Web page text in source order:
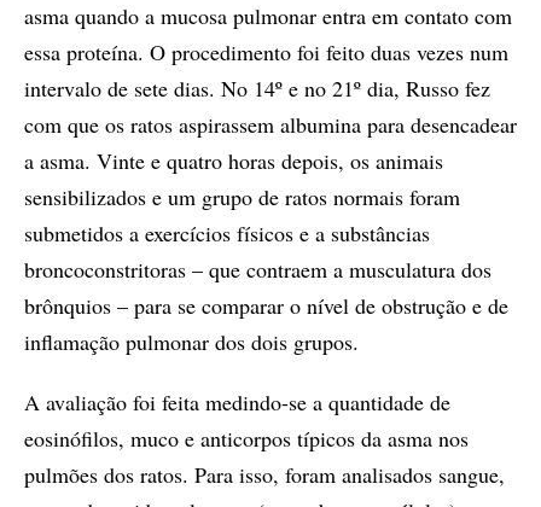
asma quando a mucosa pulmonar entra em contato com
essa proteína. O procedimento foi feito duas vezes num
intervalo de sete dias. No 14º e no 21º dia, Russo fez
com que os ratos aspirassem albumina para desencadear
a asma. Vinte e quatro horas depois, os animais
sensibilizados e um grupo de ratos normais foram
submetidos a exercícios físicos e a substâncias
broncoconstritoras – que contraem a musculatura dos
brônquios – para se comparar o nível de obstrução e de
inflamação pulmonar dos dois grupos.
A avaliação foi feita medindo-se a quantidade de
eosinófilos, muco e anticorpos típicos da asma nos
pulmões dos ratos. Para isso, foram analisados sangue,